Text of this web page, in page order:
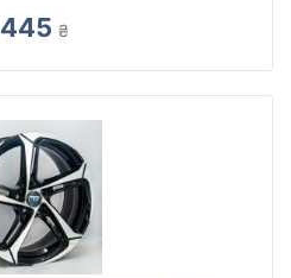
₴